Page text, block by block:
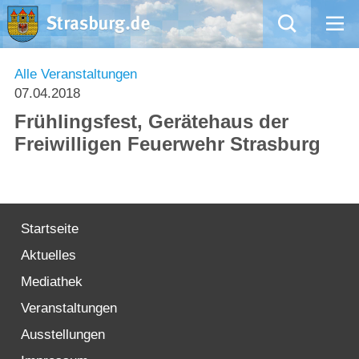
Mängelmeldung
Rathaus
Wirtschaft
Alle Veranstaltungen
07.04.2018
Frühlingsfest, Gerätehaus der
Freiwilligen Feuerwehr Strasburg
Startseite
Aktuelles
Mediathek
Veranstaltungen
Ausstellungen